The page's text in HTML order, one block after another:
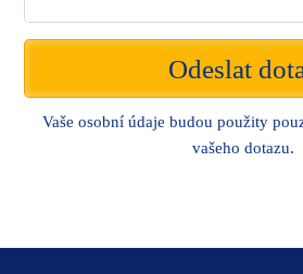
Odeslat
Vaše osobní údaje budou použity
vašeho dotazu.